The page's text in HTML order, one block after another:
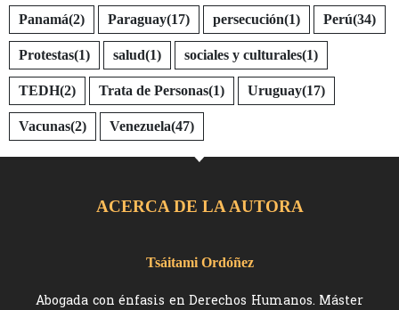
Panamá(2) Paraguay(17) persecución(1) Perú(34)
Protestas(1) salud(1) sociales y culturales(1)
TEDH(2) Trata de Personas(1) Uruguay(17)
Vacunas(2) Venezuela(47)
ACERCA DE LA AUTORA
Tsáitami Ordóñez
Abogada con énfasis en Derechos Humanos. Máster